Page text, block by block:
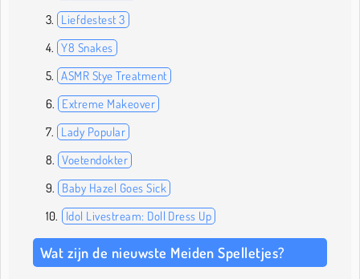
Liefdestest 3
Y8 Snakes
ASMR Stye Treatment
Extreme Makeover
Lady Popular
Voetendokter
Baby Hazel Goes Sick
Idol Livestream: Doll Dress Up
Wat zijn de nieuwste Meiden Spelletjes?